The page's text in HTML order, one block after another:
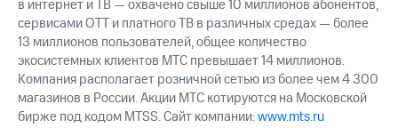
в интернет и ТВ — охвачено свыше 10 миллионов абонентов,
сервисами OTT и платного ТВ в различных средах — более
13 миллионов пользователей, общее количество
экосистемных клиентов МТС превышает 14 миллионов.
Компания располагает розничной сетью из более чем 4 300
магазинов в России. Акции МТС котируются на Московской
бирже под кодом MTSS. Сайт компании:www.mts.ru